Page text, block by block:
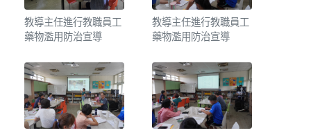
教導主任進行教職員工
藥物濫用防治宣導
教導主任進行教職員工
藥物濫用防治宣導